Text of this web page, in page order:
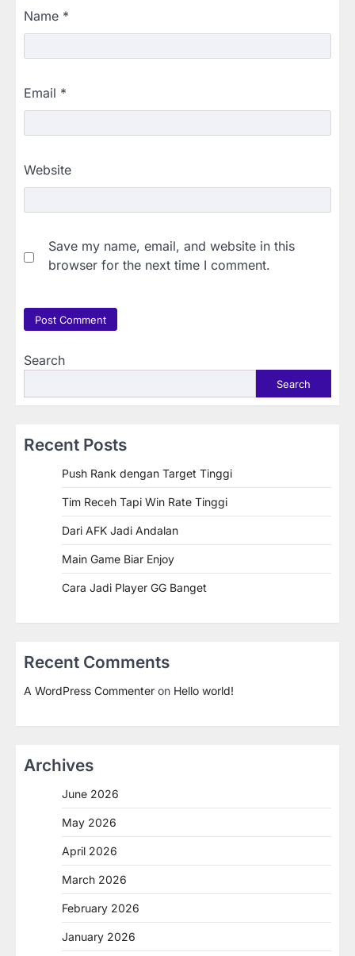
Name *
Email *
Website
Save my name, email, and website in this
browser for the next time I comment.
Search
Search
Recent Posts
Push Rank dengan Target Tinggi
Tim Receh Tapi Win Rate Tinggi
Dari AFK Jadi Andalan
Main Game Biar Enjoy
Cara Jadi Player GG Banget
Recent Comments
A WordPress Commenter on Hello world!
Archives
June 2026
May 2026
April 2026
March 2026
February 2026
January 2026